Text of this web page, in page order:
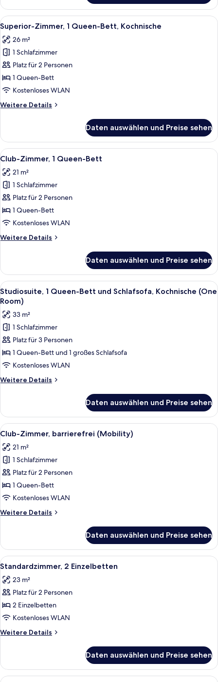
1
Queen-
Bett
Alle
Fotos
für
Superior-
Zimmer,
1
Queen-
Kochnische
Ein Hotelzimmer mit Bett, Stuhl,
16
Superior-Zimmer, 1 Queen-Bett, Kochnische
26 m²
1 Schlafzimmer
Platz für 2 Personen
1 Queen-Bett
Kostenloses WLAN
Weitere Details
Weitere
Zimmer,
Queen-
Kochnische
Daten auswählen und Preise sehen
Alle
Fotos
für
Club-
Zimmer,
1
Queen-
anzeigen
Ein Hotelzimmer mit Bett, Lampe,
9
Club-Zimmer, 1 Queen-Bett
21 m²
1 Schlafzimmer
Platz für 2 Personen
1 Queen-Bett
Kostenloses WLAN
Weitere Details
Weitere
Zimmer,
Queen-
Bett
Daten auswählen und Preise sehen
Alle
Fotos
für
Studiosuite,
1 Queen-
Bett
und
Schlafsofa,
Kochnische
(One
anzeigen
Ein Badezimmer mit Badewanne,
12
Studiosuite, 1 Queen-Bett und Schlafsofa, Kochnische (One
Room)
33 m²
1 Schlafzimmer
Platz für 3 Personen
1 Queen-Bett und 1 großes Schlafsofa
Kostenloses WLAN
Weitere Details
Weitere
1 Queen-
Bett
und
Kochnische
(One
Room)
Daten auswählen und Preise sehen
Alle
Fotos
für
Club-
Zimmer,
barrierefrei
(Mobility)
Ein ordentlich bezogenes Bett mit
7
Club-Zimmer, barrierefrei (Mobility)
21 m²
1 Schlafzimmer
Platz für 2 Personen
1 Queen-Bett
Kostenloses WLAN
Weitere Details
Weitere
Zimmer,
barrierefrei
(Mobility)
Daten auswählen und Preise sehen
Alle
Fotos
für
Standardzimmer,
2 Einzelbetten
anzeigen
Ein Hotelzimmer mit Bett, einem
7
Standardzimmer, 2 Einzelbetten
23 m²
Platz für 2 Personen
2 Einzelbetten
Kostenloses WLAN
Weitere Details
Weitere
2 Einzelbetten
Daten auswählen und Preise sehen
Ein ordentlich bezogenes Bett mit